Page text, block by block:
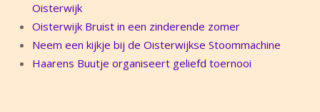
Oisterwijk
Oisterwijk Bruist in een zinderende zomer
Neem een kijkje bij de Oisterwijkse Stoommachine
Haarens Buutje organiseert geliefd toernooi